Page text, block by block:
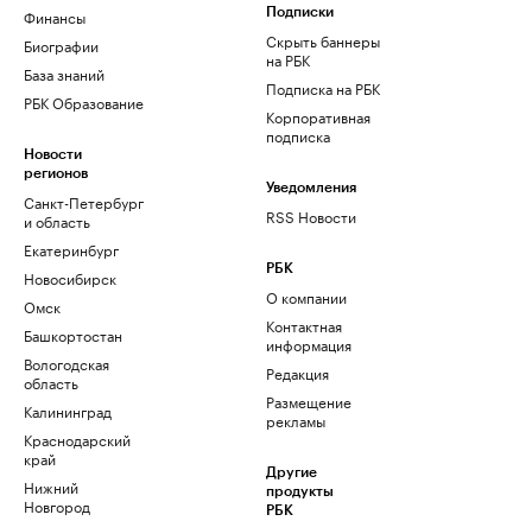
Финансы
Биографии
База знаний
РБК Образование
Новости
регионов
Санкт-Петербург
и область
Екатеринбург
Новосибирск
Омск
Башкортостан
Вологодская
область
Калининград
Краснодарский
край
Нижний
Новгород
Подписки
Скрыть баннеры
на РБК
Подписка на РБК
Корпоративная
подписка
Уведомления
RSS Новости
РБК
О компании
Контактная
информация
Редакция
Размещение
рекламы
Другие
продукты
РБК